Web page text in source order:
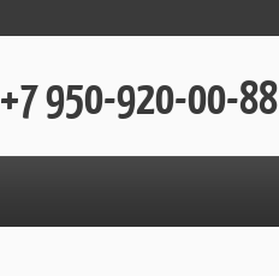
+7 950-920-00-88